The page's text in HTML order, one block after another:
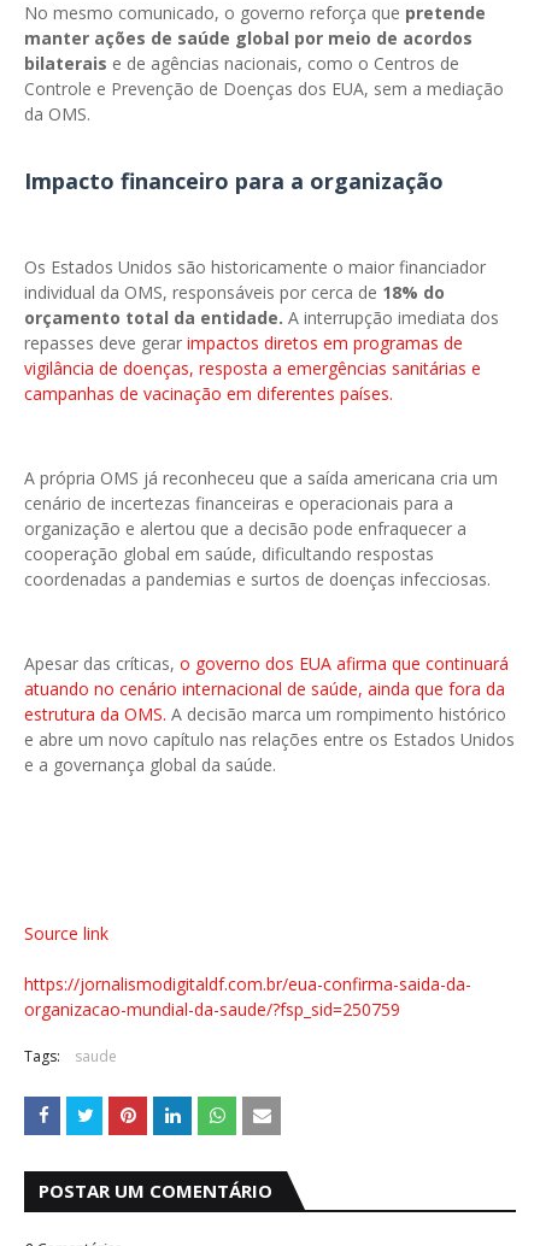
No mesmo comunicado, o governo reforça que pretende
manter ações de saúde global por meio de acordos
bilaterais e de agências nacionais, como o Centros de
Controle e Prevenção de Doenças dos EUA, sem a mediação
da OMS.
Impacto financeiro para a organização
Os Estados Unidos são historicamente o maior financiador
individual da OMS, responsáveis por cerca de 18% do
orçamento total da entidade. A interrupção imediata dos
repasses deve gerar impactos diretos em programas de
vigilância de doenças, resposta a emergências sanitárias e
campanhas de vacinação em diferentes países.
A própria OMS já reconheceu que a saída americana cria um
cenário de incertezas financeiras e operacionais para a
organização e alertou que a decisão pode enfraquecer a
cooperação global em saúde, dificultando respostas
coordenadas a pandemias e surtos de doenças infecciosas.
Apesar das críticas, o governo dos EUA afirma que continuará
atuando no cenário internacional de saúde, ainda que fora da
estrutura da OMS. A decisão marca um rompimento histórico
e abre um novo capítulo nas relações entre os Estados Unidos
e a governança global da saúde.
Source link
https://jornalismodigitaldf.com.br/eua-confirma-saida-da-
organizacao-mundial-da-saude/?fsp_sid=250759
Tags: saude
POSTAR UM COMENTÁRIO